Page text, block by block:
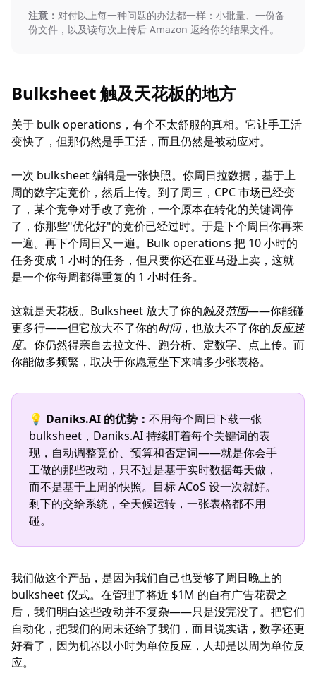
注意： 对付以上每一种问题的办法都一样：小批量、一份备
份文件，以及读每次上传后 Amazon 返给你的结果文件。
Bulksheet 触及天花板的地方
关于 bulk operations，有个不太舒服的真相。它让手工活
变快了，但那仍然是手工活，而且仍然是被动应对。
一次 bulksheet 编辑是一张快照。你周日拉数据，基于上
周的数字定竞价，然后上传。到了周三，CPC 市场已经变
了，某个竞争对手改了竞价，一个原本在转化的关键词停
了，你那些"优化好"的竞价已经过时。于是下个周日你再来
一遍。再下个周日又一遍。Bulk operations 把 10 小时的
任务变成 1 小时的任务，但只要你还在亚马逊上卖，这就
是一个你每周都得重复的 1 小时任务。
这就是天花板。Bulksheet 放大了你的触及范围——你能碰
更多行——但它放大不了你的时间，也放大不了你的反应速
度。你仍然得亲自去拉文件、跑分析、定数字、点上传。而
你能做多频繁，取决于你愿意坐下来啃多少张表格。
💡 Daniks.AI 的优势： 不用每个周日下载一张
bulksheet，Daniks.AI 持续盯着每个关键词的表
现，自动调整竞价、预算和否定词——就是你会手
工做的那些改动，只不过是基于实时数据每天做，
而不是基于上周的快照。目标 ACoS 设一次就好。
剩下的交给系统，全天候运转，一张表格都不用
碰。
我们做这个产品，是因为我们自己也受够了周日晚上的
bulksheet 仪式。在管理了将近 $1M 的自有广告花费之
后，我们明白这些改动并不复杂——只是没完没了。把它们
自动化，把我们的周末还给了我们，而且说实话，数字还更
好看了，因为机器以小时为单位反应，人却是以周为单位反
应。